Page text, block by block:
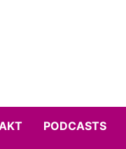
PODCASTS